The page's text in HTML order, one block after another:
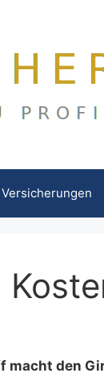
Versicherungen
macht den